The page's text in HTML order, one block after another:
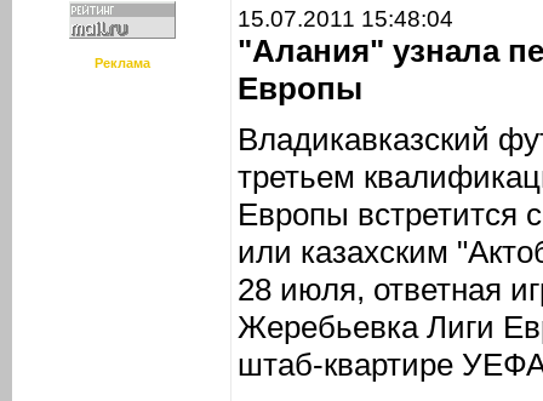
Реклама
15.07.2011 15:48:04
"Алания" узнала
Европы
Владикавказский
третьем
Европы встретится
или казахским
28 июля, ответная
Жеребьевка Лиги
штаб-квартире